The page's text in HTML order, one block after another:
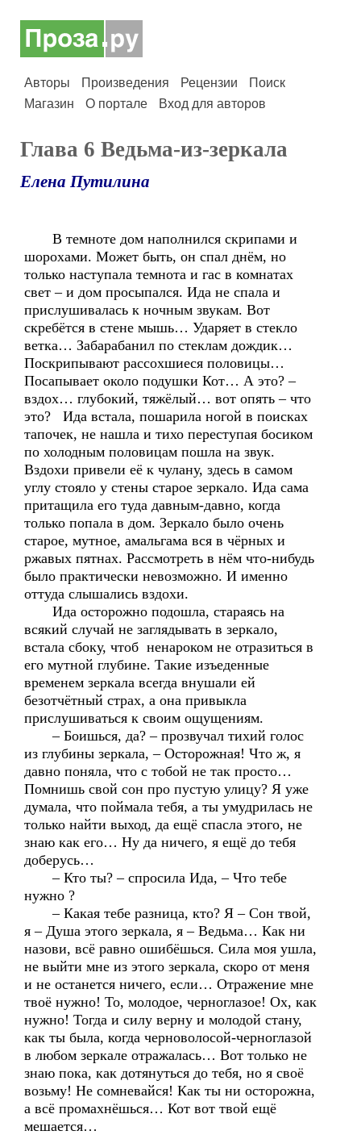
Авторы Произведения Рецензии
Поиск
Магазин
О портале Вход для авторов
Глава 6 Ведьма-из-зеркала
Елена Путилина
В темноте дом наполнился скрипами и
шорохами. Может быть, он спал днём, но
только наступала темнота и гас в комнатах
свет – и дом просыпался. Ида не спала и
прислушивалась к ночным звукам. Вот
скребётся в стене мышь… Ударяет в стекло
ветка… Забарабанил по стеклам дождик…
Поскрипывают рассохшиеся половицы…
Посапывает около подушки Кот… А это? –
вздох… глубокий, тяжёлый… вот опять – что
это? Ида встала, пошарила ногой в поисках
тапочек, не нашла и тихо переступая босиком
по холодным половицам пошла на звук.
Вздохи привели её к чулану, здесь в самом
углу стояло у стены старое зеркало. Ида сама
притащила его туда давным-давно, когда
только попала в дом. Зеркало было очень
старое, мутное, амальгама вся в чёрных и
ржавых пятнах. Рассмотреть в нём что-нибудь
было практически невозможно. И именно
оттуда слышались вздохи.
Ида осторожно подошла, стараясь на
всякий случай не заглядывать в зеркало,
встала сбоку, чтоб ненароком не отразиться в
его мутной глубине. Такие изъеденные
временем зеркала всегда внушали ей
безотчётный страх, а она привыкла
прислушиваться к своим ощущениям.
– Боишься, да? – прозвучал тихий голос
из глубины зеркала, – Осторожная! Что ж, я
давно поняла, что с тобой не так просто…
Помнишь свой сон про пустую улицу? Я уже
думала, что поймала тебя, а ты умудрилась не
только найти выход, да ещё спасла этого, не
знаю как его… Ну да ничего, я ещё до тебя
доберусь…
– Кто ты? – спросила Ида, – Что тебе
нужно ?
– Какая тебе разница, кто? Я – Сон твой,
я – Душа этого зеркала, я – Ведьма… Как ни
назови, всё равно ошибёшься. Сила моя ушла,
не выйти мне из этого зеркала, скоро от меня
и не останется ничего, если… Отражение мне
твоё нужно! То, молодое, черноглазое! Ох, как
нужно! Тогда и силу верну и молодой стану,
как ты была, когда черноволосой-черноглазой
в любом зеркале отражалась… Вот только не
знаю пока, как дотянуться до тебя, но я своё
возьму! Не сомневайся! Как ты ни осторожна,
а всё промахнёшься… Кот вот твой ещё
мешается…